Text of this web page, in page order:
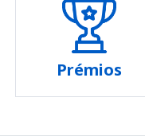
Prémios